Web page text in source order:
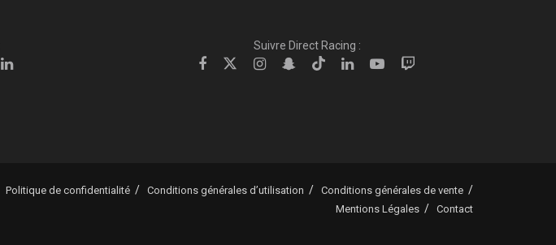
Suivre Direct Racing :
Politique de confidentialité Conditions générales d’utilisation
Conditions générales de vente
Mentions Légales
Contact